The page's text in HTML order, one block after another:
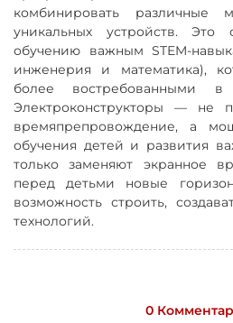
комбинировать различные
уникальных устройств. Это
обучению важным STEM-
инженерия и математика),
более востребованными
Электроконструкторы — не
времяпрепровождение, а
обучения детей и развития
только заменяют экранное
перед детьми новые
возможность строить,
технологий.
0